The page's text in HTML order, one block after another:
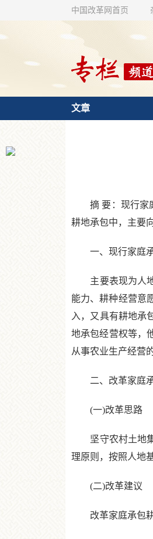
中国改革网首页
文章
摘 要：现行家庭
耕地承包中，主要
一、现行家庭承
主要表现为人地
能力、耕种经营意
入，又具有耕地承
地承包经营权等，
从事农业生产经营
二、改革家庭承
(一)改革思路
坚守农村土地集
理原则，按照人地
(二)改革建议
改革家庭承包耕